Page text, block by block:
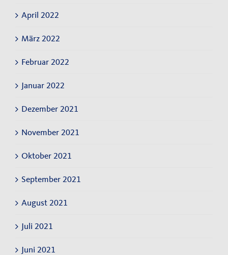
April 2022
März 2022
Februar 2022
Januar 2022
Dezember 2021
November 2021
Oktober 2021
September 2021
August 2021
Juli 2021
Juni 2021